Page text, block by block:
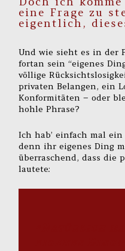
eine Frage zu
eigentlich,
Und wie sieht es in der
fortan sein “eigenes
völlige
privaten Belangen, ein
Konformitäten – oder
hohle Phrase?
Ich hab’ einfach mal
denn ihr eigenes Ding
überraschend, dass die
lautete: